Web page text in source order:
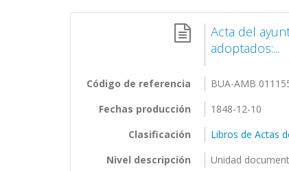
Acta del
adoptados:...
Código de referencia
BUA-AMB
Fechas producción
1848-12-10
Clasificación
Libros de Actas
Nivel descripción
Unidad